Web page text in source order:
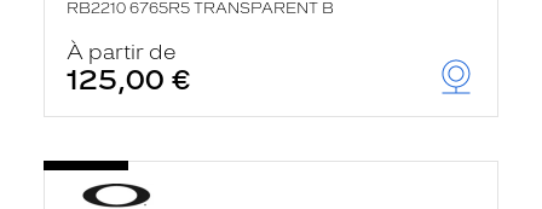
RB2210 6765R5 TRANSPARENT B
À partir de
125,00 €